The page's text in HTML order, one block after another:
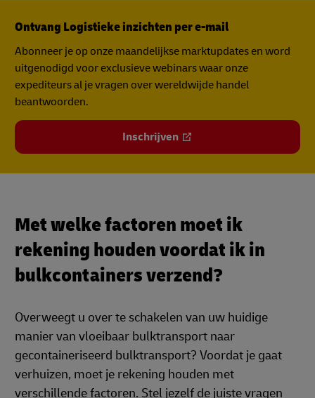
Ontvang Logistieke inzichten per e-mail
Abonneer je op onze maandelijkse marktupdates en word
uitgenodigd voor exclusieve webinars waar onze
expediteurs al je vragen over wereldwijde handel
beantwoorden.
Inschrijven
Met welke factoren moet ik
rekening houden voordat ik in
bulkcontainers verzend?
Overweegt u over te schakelen van uw huidige
manier van vloeibaar bulktransport naar
gecontaineriseerd bulktransport? Voordat je gaat
verhuizen, moet je rekening houden met
verschillende factoren. Stel jezelf de juiste vragen